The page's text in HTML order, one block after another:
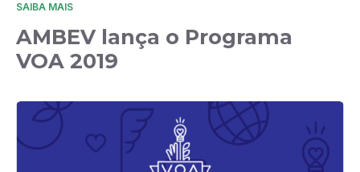
SAIBA MAIS
AMBEV lança o Programa
VOA 2019